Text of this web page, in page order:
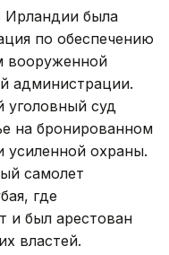
Ирландии была
по обеспечению
вооруженной
администрации.
уголовный суд
на бронированном
охраны.
самолет
где
и был арестован
властей.